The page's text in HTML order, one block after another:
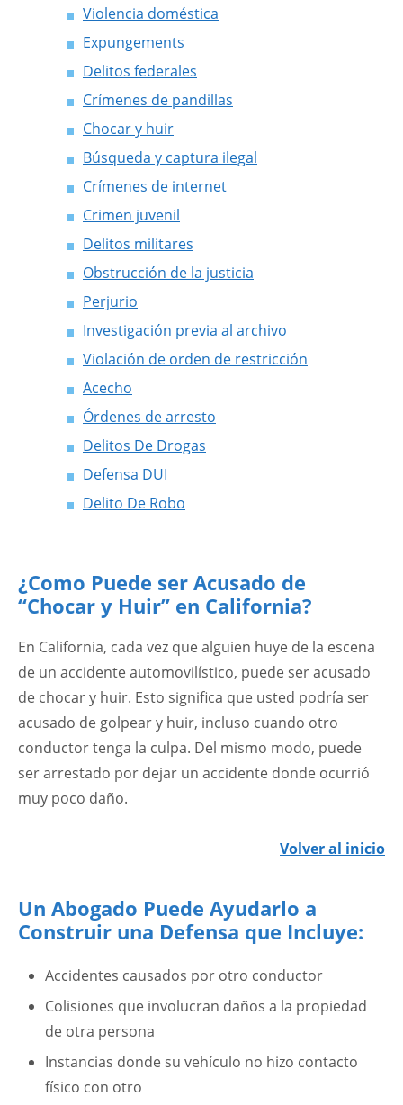
Violencia doméstica
Expungements
Delitos federales
Crímenes de pandillas
Chocar y huir
Búsqueda y captura ilegal
Crímenes de internet
Crimen juvenil
Delitos militares
Obstrucción de la justicia
Perjurio
Investigación previa al archivo
Violación de orden de restricción
Acecho
Órdenes de arresto
Delitos De Drogas
Defensa DUI
Delito De Robo
¿Como Puede ser Acusado de
“Chocar y Huir” en California?
En California, cada vez que alguien huye de la escena
de un accidente automovilístico, puede ser acusado
de chocar y huir. Esto significa que usted podría ser
acusado de golpear y huir, incluso cuando otro
conductor tenga la culpa. Del mismo modo, puede
ser arrestado por dejar un accidente donde ocurrió
muy poco daño.
Volver al inicio
Un Abogado Puede Ayudarlo a
Construir una Defensa que Incluye:
Accidentes causados por otro conductor
Colisiones que involucran daños a la propiedad
de otra persona
Instancias donde su vehículo no hizo contacto
físico con otro